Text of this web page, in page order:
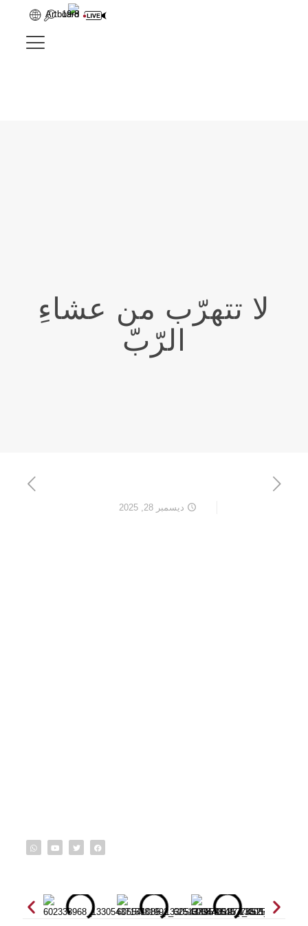
لا تتهرّب من عشاءِ
الرّبّ
ديسمبر 28, 2025